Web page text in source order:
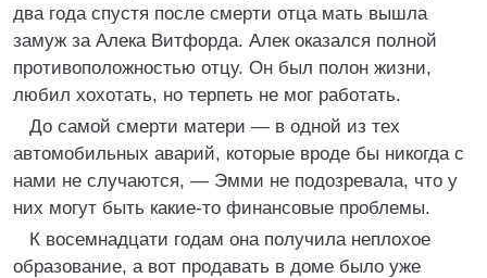
два года спустя после смерти отца мать вышла
замуж за Алека Витфорда. Алек оказался полной
противоположностью отцу. Он был полон жизни,
любил хохотать, но терпеть не мог работать.
До самой смерти матери — в одной из тех
автомобильных аварий, которые вроде бы никогда с
нами не случаются, — Эмми не подозревала, что у
них могут быть какие-то финансовые проблемы.
К восемнадцати годам она получила неплохое
образование, а вот продавать в доме было уже